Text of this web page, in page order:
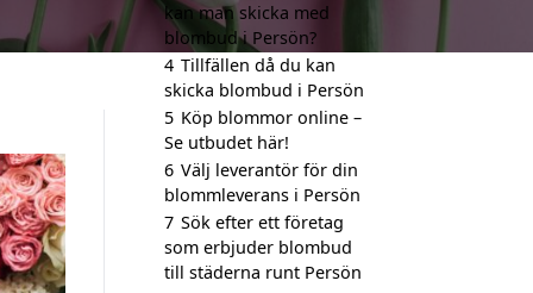
kan man skicka med
blombud i Persön?
4 Tillfällen då du kan
skicka blombud i Persön
5 Köp blommor online –
Se utbudet här!
6 Välj leverantör för din
blommleverans i Persön
7 Sök efter ett företag
som erbjuder blombud
till städerna runt Persön